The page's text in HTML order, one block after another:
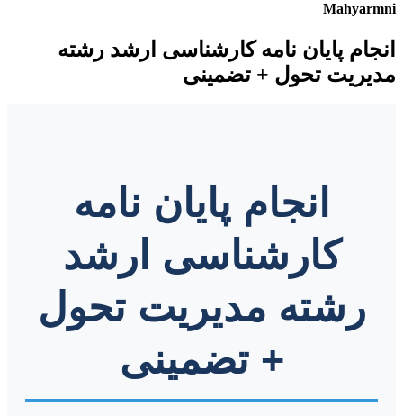
Mahyarmni
انجام پایان نامه کارشناسی ارشد رشته
مدیریت تحول + تضمینی
انجام پایان نامه
کارشناسی ارشد
رشته مدیریت تحول
+ تضمینی